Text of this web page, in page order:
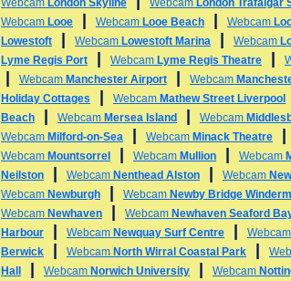
Webcam London Skyline Webcam London Trafalgar
Webcam Looe Webcam Looe Beach Webcam
Lowestoft
Webcam Lowestoft Marina Webcam
Lyme Regis Port
Webcam Lyme Regis Theatre
Webcam Manchester Airport Webcam
Holiday Cottages
Webcam Mathew Street Liverpool
Beach
Webcam Mersea Island Webcam
Webcam Milford-on-Sea Webcam Minack Theatre
Webcam Mountsorrel Webcam Mullion Webcam
Neilston
Webcam Nenthead Alston Webcam
Webcam Newburgh Webcam Newby Bridge
Webcam Newhaven Webcam Newhaven Seaford
Harbour
Webcam Newquay Surf Centre Webcam
Berwick
Webcam North Wirral Coastal Park
Hall
Webcam Norwich University Webcam